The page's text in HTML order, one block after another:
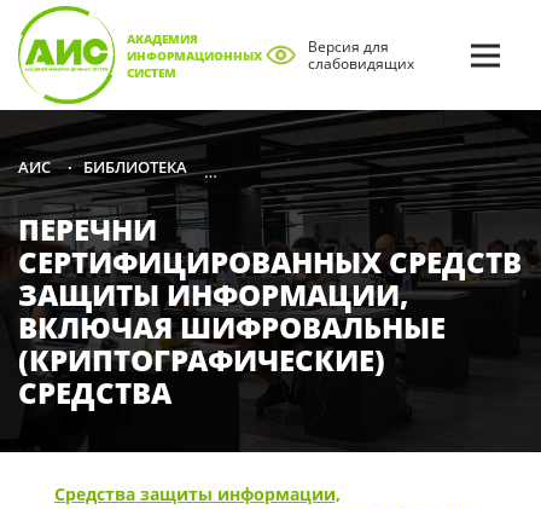
АКАДЕМИЯ
ИНФОРМАЦИОННЫХ
СИСТЕМ
Версия для
слабовидящих
АИС • БИБЛИОТЕКА • СПРАВОЧНАЯ ЛИТЕРАТУРА ПО
ПЕРЕЧНИ
СЕРТИФИЦИРОВАННЫХ СРЕДСТВ
ЗАЩИТЫ ИНФОРМАЦИИ,
ВКЛЮЧАЯ ШИФРОВАЛЬНЫЕ
(КРИПТОГРАФИЧЕСКИЕ)
СРЕДСТВА
Средства защиты информации,